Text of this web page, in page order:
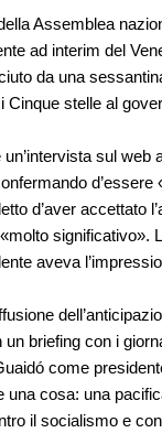
Assemblea
ad interim del
da una
Cinque stelle al
sul web
d’aver accettato
significativo».
aveva
briefing con i
come
cosa: una
il socialismo e